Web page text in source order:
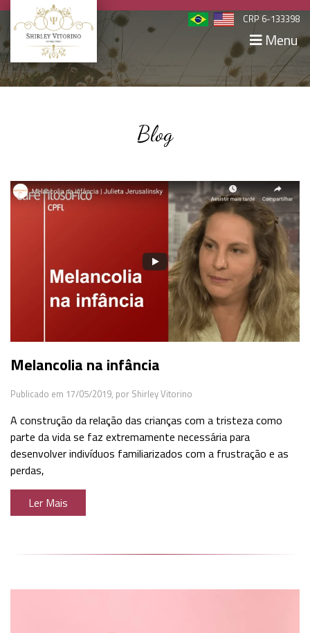
CRP 6-133398
Menu
Blog
Melancolia na infância
Publicado em 17/05/2019, por Shirley Vitorino
A construção da relação das crianças com a tristeza como
parte da vida se faz extremamente necessária para
desenvolver indivíduos familiarizados com a frustração e as
perdas,
Ler Mais